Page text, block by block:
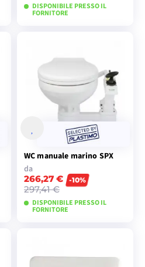
DISPONIBILE PRESSO IL
FORNITORE
MODELLI
WC manuale marino SPX
da
266,27 €
297,41 €
-10%
DISPONIBILE PRESSO IL
FORNITORE
MODELLI